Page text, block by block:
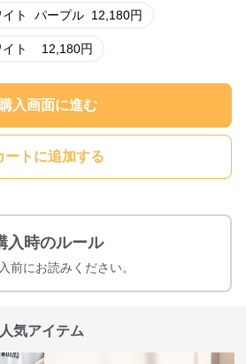
ト パープル 12,180円
ト 12,180円
購入画面に進む
ートに追加する
入時のルール
前にお読みください。
気アイテム